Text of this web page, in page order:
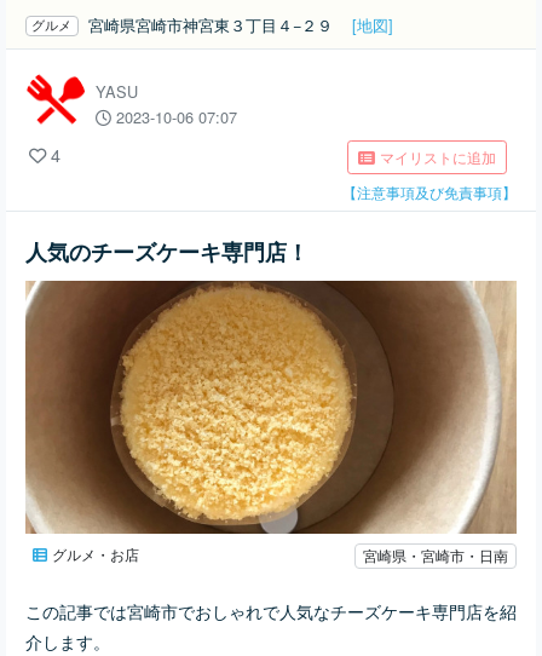
グルメ 宮崎県宮崎市神宮東３丁目４−２９ [地図]
YASU
2023-10-06 07:07
4
マイリストに追加
【注意事項及び免責事項】
人気のチーズケーキ専門店！
グルメ・お店 宮崎県・宮崎市・日南
この記事では宮崎市でおしゃれで人気なチーズケーキ専門店を紹
介します。